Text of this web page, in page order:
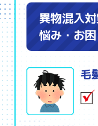
異物混入
悩み・お
毛